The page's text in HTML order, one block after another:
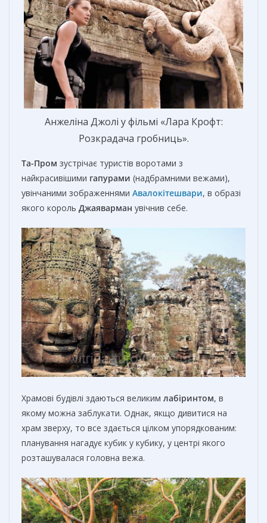
Анжеліна Джолі у фільмі «Лара Крофт:
Розкрадача гробниць».
Та-Пром зустрічає туристів воротами з
найкрасивішими гапурами (надбрамними вежами),
увінчаними зображеннями Авалокітешвари, в образі
якого король Джаяварман увічнив себе.
Храмові будівлі здаються великим лабіринтом, в
якому можна заблукати. Однак, якщо дивитися на
храм зверху, то все здається цілком упорядкованим:
планування нагадує кубик у кубику, у центрі якого
розташувалася головна вежа.